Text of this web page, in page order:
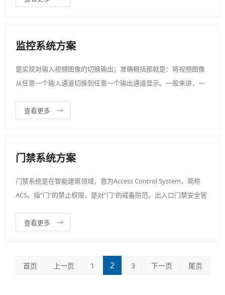
监控系统方案
是实现对输入视频图像的切换输出；准确概括那就是：将视频图像
从任意一个输入通道切换到任意一个输出通道显示。一般来讲，一
这里需要强调的是必须要做到任意，即任意的一个输入和任意的一
查看更多
门禁系统方案
门禁系统是在智能建筑领域，意为Access Control System，简称
ACS。指“门”的禁止权限，是对“门"的戒备防范。出入口门禁安全管
安全管理措施为一体，它涉及电子，机械，光学，计算机技术，通
查看更多
首页 上一页 1 2 3 下一页 尾页